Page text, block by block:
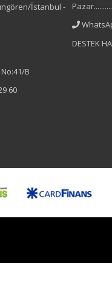
İstanbul -
B
60
DESTEK